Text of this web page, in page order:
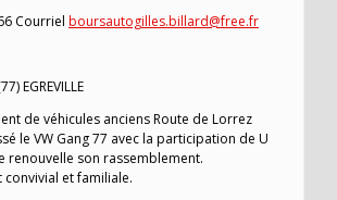
Courriel boursautogilles.billard@free.fr
EGREVILLE
de véhicules anciens Route de Lorrez
le VW Gang 77 avec la participation de U
renouvelle son rassemblement.
convivial et familiale.